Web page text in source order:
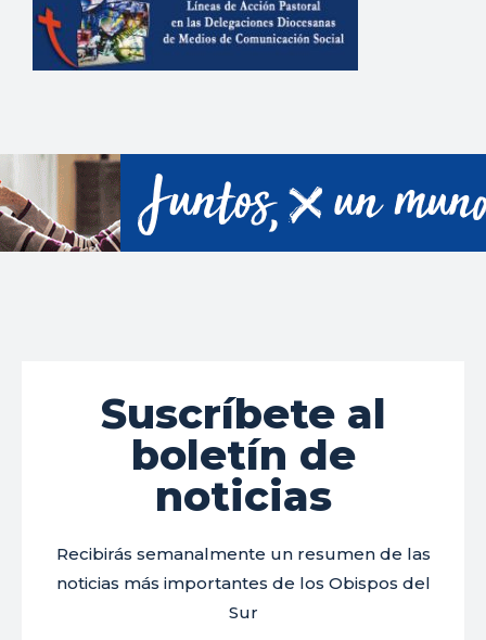
Suscríbete al
boletín de
noticias
Recibirás semanalmente un resumen de las
noticias más importantes de los Obispos del
Sur